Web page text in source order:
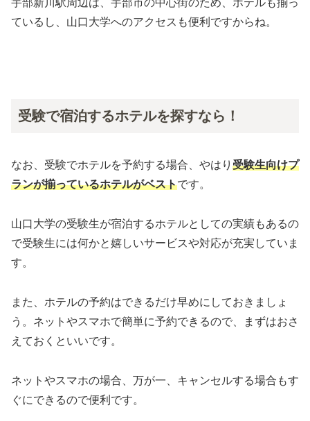
宇部新川駅周辺は、宇部市の中心街のため、ホテルも揃っ
ているし、山口大学へのアクセスも便利ですからね。
受験で宿泊するホテルを探すなら！
なお、受験でホテルを予約する場合、やはり 受験生向けプ
ランが揃っているホテルがベストです。
山口大学の受験生が宿泊するホテルとしての実績もあるの
で受験生には何かと嬉しいサービスや対応が充実していま
す。
また、ホテルの予約はできるだけ早めにしておきましょ
う。ネットやスマホで簡単に予約できるので、まずはおさ
えておくといいです。
ネットやスマホの場合、万が一、キャンセルする場合もす
ぐにできるので便利です。